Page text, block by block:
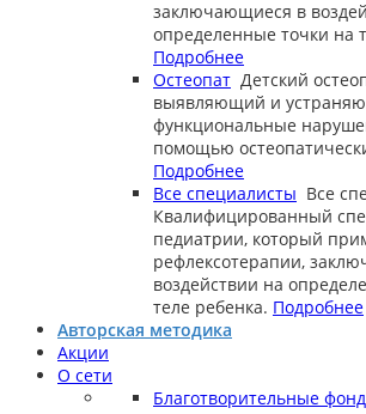
заключающиеся в
определенные точки на
Подробнее
Остеопат Детский
выявляющий и
функциональные
помощью
Подробнее
Все специалисты Все
Квалифицированный
педиатрии, который
рефлексотерапии,
воздействии на
теле ребенка. Подробнее
Авторская методика
Акции
О сети
Благотворительные